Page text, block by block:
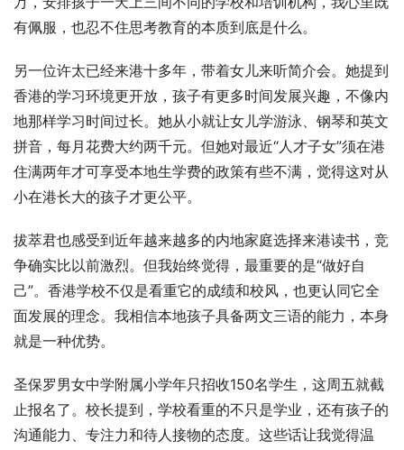
有佩服，也忍不住思考教育的本质到底是什么。
另一位许太已经来港十多年，带着女儿来听简介会。她提到
香港的学习环境更开放，孩子有更多时间发展兴趣，不像内
地那样学习时间过长。她从小就让女儿学游泳、钢琴和英文
拼音，每月花费大约两千元。但她对最近“人才子女”须在港
住满两年才可享受本地生学费的政策有些不满，觉得这对从
小在港长大的孩子才更公平。
拔萃君也感受到近年越来越多的内地家庭选择来港读书，竞
争确实比以前激烈。但我始终觉得，最重要的是“做好自
己”。香港学校不仅是看重它的成绩和校风，也更认同它全
面发展的理念。我相信本地孩子具备两文三语的能力，本身
就是一种优势。
圣保罗男女中学附属小学年只招收150名学生，这周五就截
止报名了。校长提到，学校看重的不只是学业，还有孩子的
沟通能力、专注力和待人接物的态度。这些话让我觉得温